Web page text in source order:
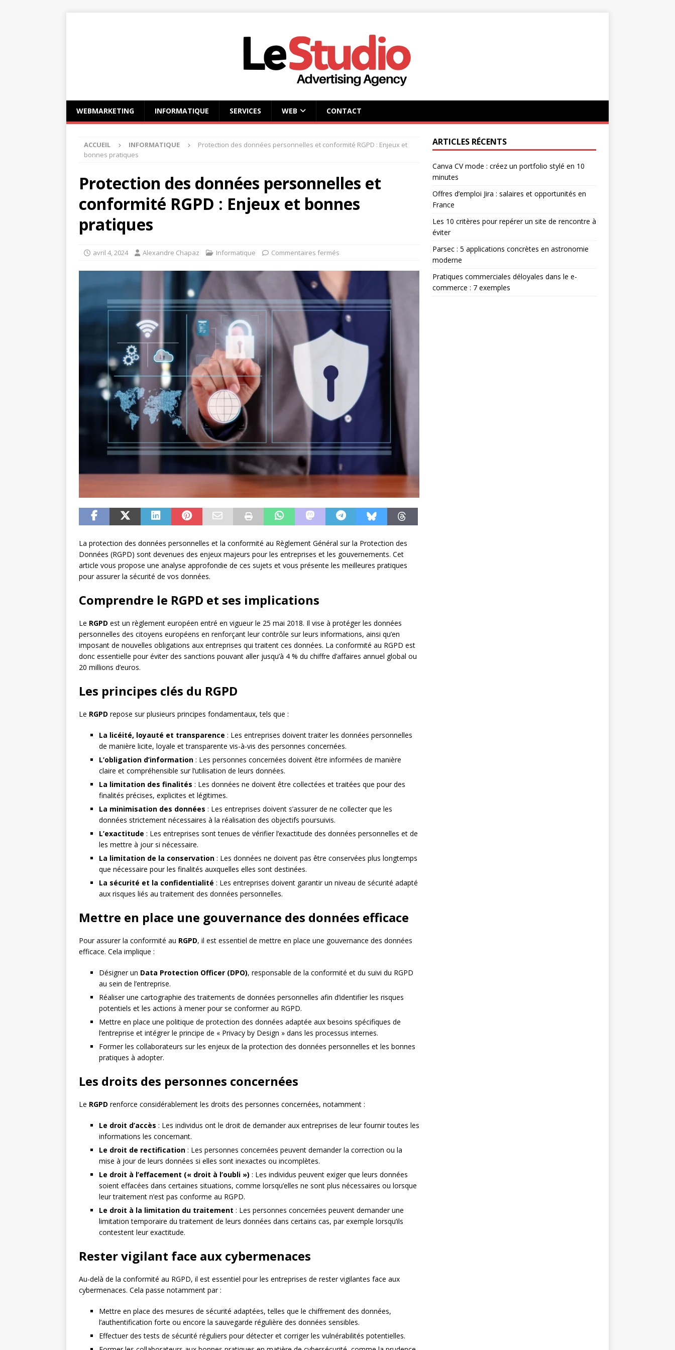
WEBMARKETING INFORMATIQUE SERVICES WEB CONTACT
ACCUEIL INFORMATIQUE
Protection des données personnelles et conformité RGPD : Enjeux et
bonnes pratiques
Protection des données personnelles et
conformité RGPD : Enjeux et bonnes
pratiques
avril 4, 2024 Alexandre Chapaz Informatique Commentaires fermés
La protection des données personnelles et la conformité au Règlement Général sur la Protection des
Données (RGPD) sont devenues des enjeux majeurs pour les entreprises et les gouvernements. Cet
article vous propose une analyse approfondie de ces sujets et vous présente les meilleures pratiques
pour assurer la sécurité de vos données.
Comprendre le RGPD et ses implications
Le RGPD est un règlement européen entré en vigueur le 25 mai 2018. Il vise à protéger les données
personnelles des citoyens européens en renforçant leur contrôle sur leurs informations, ainsi qu’en
imposant de nouvelles obligations aux entreprises qui traitent ces données. La conformité au RGPD est
donc essentielle pour éviter des sanctions pouvant aller jusqu’à 4 % du chiffre d’affaires annuel global ou
20 millions d’euros.
Les principes clés du RGPD
Le RGPD repose sur plusieurs principes fondamentaux, tels que :
La licéité, loyauté et transparence : Les entreprises doivent traiter les données personnelles
de manière licite, loyale et transparente vis-à-vis des personnes concernées.
L’obligation d’information : Les personnes concernées doivent être informées de manière
claire et compréhensible sur l’utilisation de leurs données.
La limitation des finalités : Les données ne doivent être collectées et traitées que pour des
finalités précises, explicites et légitimes.
La minimisation des données : Les entreprises doivent s’assurer de ne collecter que les
données strictement nécessaires à la réalisation des objectifs poursuivis.
L’exactitude : Les entreprises sont tenues de vérifier l’exactitude des données personnelles et de
les mettre à jour si nécessaire.
La limitation de la conservation : Les données ne doivent pas être conservées plus longtemps
que nécessaire pour les finalités auxquelles elles sont destinées.
La sécurité et la confidentialité : Les entreprises doivent garantir un niveau de sécurité adapté
aux risques liés au traitement des données personnelles.
Mettre en place une gouvernance des données efficace
Pour assurer la conformité au RGPD, il est essentiel de mettre en place une gouvernance des données
efficace. Cela implique :
Désigner un Data Protection Officer (DPO), responsable de la conformité et du suivi du RGPD
au sein de l’entreprise.
Réaliser une cartographie des traitements de données personnelles afin d’identifier les risques
potentiels et les actions à mener pour se conformer au RGPD.
Mettre en place une politique de protection des données adaptée aux besoins spécifiques de
l’entreprise et intégrer le principe de « Privacy by Design » dans les processus internes.
Former les collaborateurs sur les enjeux de la protection des données personnelles et les bonnes
pratiques à adopter.
Les droits des personnes concernées
Le RGPD renforce considérablement les droits des personnes concernées, notamment :
Le droit d’accès : Les individus ont le droit de demander aux entreprises de leur fournir toutes les
informations les concernant.
Le droit de rectification : Les personnes concernées peuvent demander la correction ou la
mise à jour de leurs données si elles sont inexactes ou incomplètes.
Le droit à l’effacement (« droit à l’oubli ») : Les individus peuvent exiger que leurs données
soient effacées dans certaines situations, comme lorsqu’elles ne sont plus nécessaires ou lorsque
leur traitement n’est pas conforme au RGPD.
Le droit à la limitation du traitement : Les personnes concernées peuvent demander une
limitation temporaire du traitement de leurs données dans certains cas, par exemple lorsqu’ils
contestent leur exactitude.
Rester vigilant face aux cybermenaces
Au-delà de la conformité au RGPD, il est essentiel pour les entreprises de rester vigilantes face aux
cybermenaces. Cela passe notamment par :
Mettre en place des mesures de sécurité adaptées, telles que le chiffrement des données,
l’authentification forte ou encore la sauvegarde régulière des données sensibles.
Effectuer des tests de sécurité réguliers pour détecter et corriger les vulnérabilités potentielles.
ARTICLES RÉCENTS
Canva CV mode : créez un portfolio stylé en 10
minutes
Offres d’emploi Jira : salaires et opportunités en
France
Les 10 critères pour repérer un site de rencontre à
éviter
Parsec : 5 applications concrètes en astronomie
moderne
Pratiques commerciales déloyales dans le e-
commerce : 7 exemples